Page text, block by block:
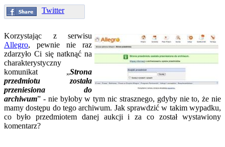
Twitter
Korzystając z serwisu
Allegro, pewnie nie raz
zdarzyło Ci się natknąć na
charakterystyczny
komunikat „Strona
przedmiotu została
przeniesiona do
archiwum” - nie byłoby w tym nic strasznego, gdyby nie to, że nie
mamy dostępu do tego archiwum. Jak sprawdzić w takim wypadku,
co było przedmiotem danej aukcji i za co został wystawiony
komentarz?